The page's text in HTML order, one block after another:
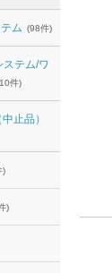
ム (98件)
テム/ワ
件)
止品）
)
)